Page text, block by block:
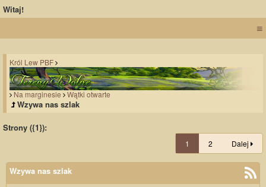
Witaj!
≡
Król Lew PBF
Na marginesie Wątki otwarte
Wzywa nas szlak
Strony ({1}):
1 2 Dalej
Wzywa nas szlak